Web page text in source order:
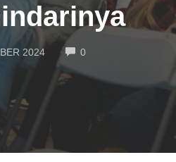
2024 0COMMENTS